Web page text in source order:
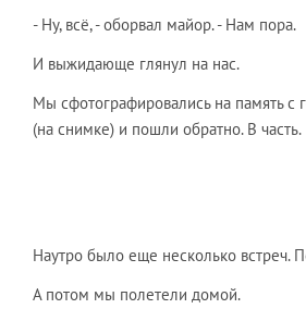
- Ну, всё, - оборвал майор. - Нам пора.
И выжидающе глянул на нас.
Мы сфотографировались на память с
(на снимке) и пошли обратно. В часть.
Наутро было еще несколько встреч.
А потом мы полетели домой.